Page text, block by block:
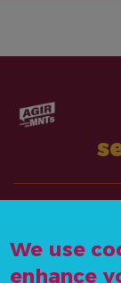
NOUS
We use
enhance